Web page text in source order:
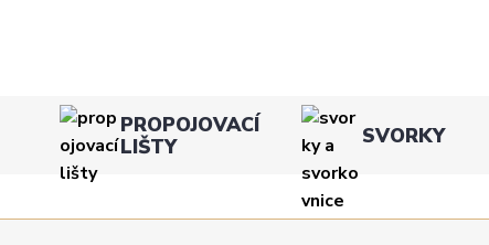
PROPOJOVACÍ
LIŠTY
SVORKY